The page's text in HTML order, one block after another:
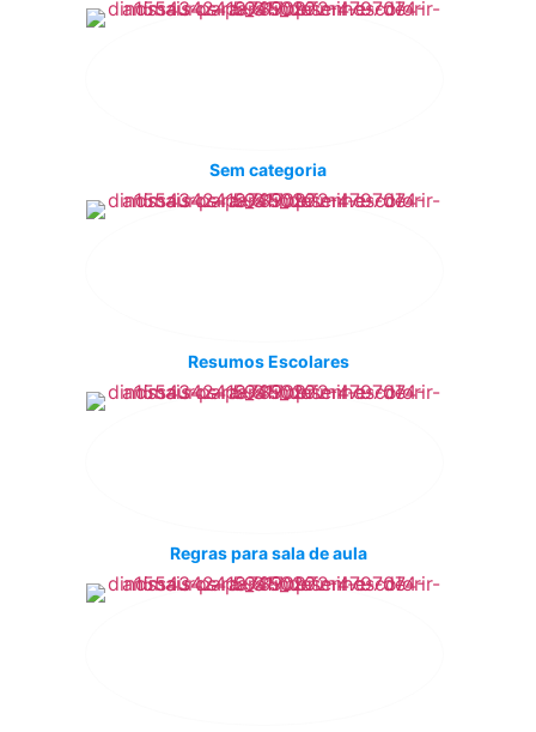
Sem categoria
Resumos Escolares
Regras para sala de aula